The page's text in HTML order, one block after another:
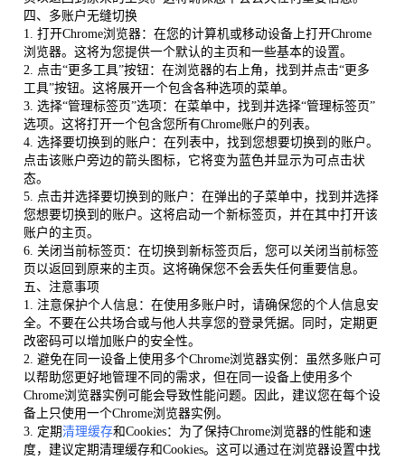
四、多账户无缝切换
1. 打开Chrome浏览器：在您的计算机或移动设备上打开Chrome
浏览器。这将为您提供一个默认的主页和一些基本的设置。
2. 点击“更多工具”按钮：在浏览器的右上角，找到并点击“更多
工具”按钮。这将展开一个包含各种选项的菜单。
3. 选择“管理标签页”选项：在菜单中，找到并选择“管理标签页”
选项。这将打开一个包含您所有Chrome账户的列表。
4. 选择要切换到的账户：在列表中，找到您想要切换到的账户。
点击该账户旁边的箭头图标，它将变为蓝色并显示为可点击状
态。
5. 点击并选择要切换到的账户：在弹出的子菜单中，找到并选择
您想要切换到的账户。这将启动一个新标签页，并在其中打开该
账户的主页。
6. 关闭当前标签页：在切换到新标签页后，您可以关闭当前标签
页以返回到原来的主页。这将确保您不会丢失任何重要信息。
五、注意事项
1. 注意保护个人信息：在使用多账户时，请确保您的个人信息安
全。不要在公共场合或与他人共享您的登录凭据。同时，定期更
改密码可以增加账户的安全性。
2. 避免在同一设备上使用多个Chrome浏览器实例：虽然多账户可
以帮助您更好地管理不同的需求，但在同一设备上使用多个
Chrome浏览器实例可能会导致性能问题。因此，建议您在每个设
备上只使用一个Chrome浏览器实例。
3. 定期清理缓存和Cookies：为了保持Chrome浏览器的性能和速
度，建议定期清理缓存和Cookies。这可以通过在浏览器设置中找